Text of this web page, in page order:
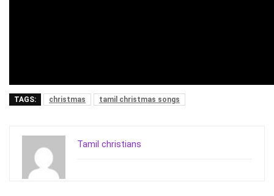
TAGS: christmas tamil christmas songs
Tamil christians